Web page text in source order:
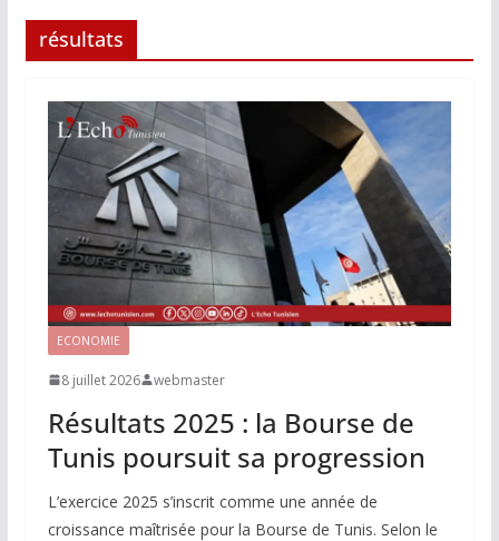
résultats
ECONOMIE
8 juillet 2026 webmaster
Résultats 2025 : la Bourse de
Tunis poursuit sa progression
L’exercice 2025 s’inscrit comme une année de
croissance maîtrisée pour la Bourse de Tunis. Selon le